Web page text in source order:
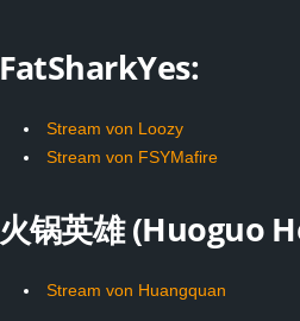
FatSharkYes:
Stream von Loozy
Stream von FSYMafire
火锅英雄 (Huoguo
Stream von Huangquan